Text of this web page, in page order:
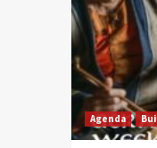
Agenda